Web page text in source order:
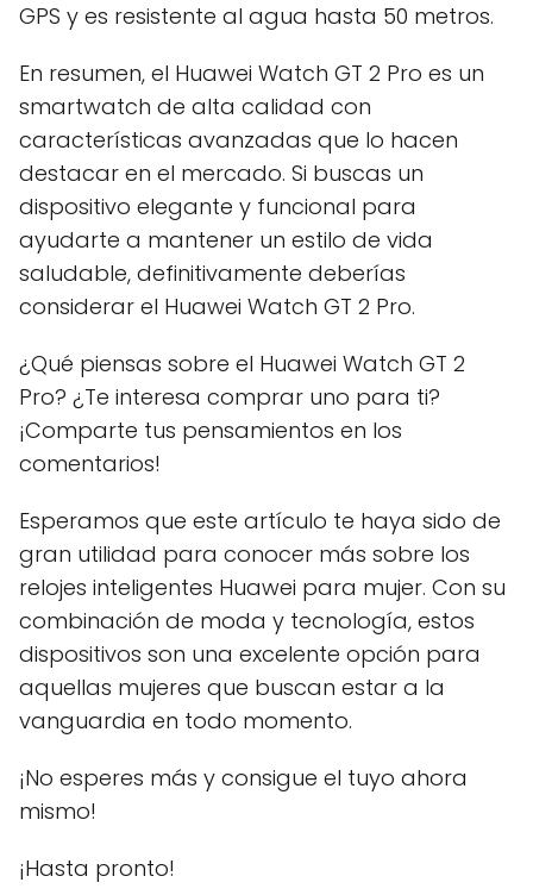
GPS y es resistente al agua hasta 50 metros.
En resumen, el Huawei Watch GT 2 Pro es un
smartwatch de alta calidad con
características avanzadas que lo hacen
destacar en el mercado. Si buscas un
dispositivo elegante y funcional para
ayudarte a mantener un estilo de vida
saludable, definitivamente deberías
considerar el Huawei Watch GT 2 Pro.
¿Qué piensas sobre el Huawei Watch GT 2
Pro? ¿Te interesa comprar uno para ti?
¡Comparte tus pensamientos en los
comentarios!
Esperamos que este artículo te haya sido de
gran utilidad para conocer más sobre los
relojes inteligentes Huawei para mujer. Con su
combinación de moda y tecnología, estos
dispositivos son una excelente opción para
aquellas mujeres que buscan estar a la
vanguardia en todo momento.
¡No esperes más y consigue el tuyo ahora
mismo!
¡Hasta pronto!